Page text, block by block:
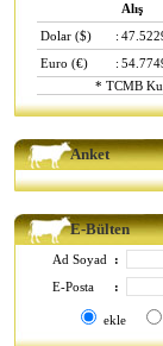
Alış
Dolar ($)
:
Euro (€)
:
* TCMB
Anket
E-Bülten
Ad Soyad
:
E-Posta
:
ekle